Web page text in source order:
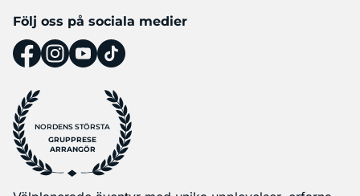
Följ oss på sociala medier
NORDENS STÖRSTA
GRUPPRESE
ARRANGÖR